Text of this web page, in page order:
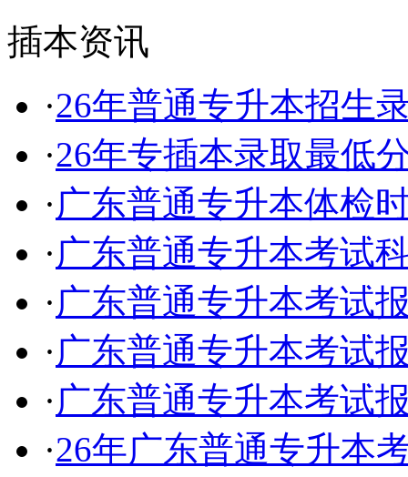
插本资讯
·26年普通专升本招生
·26年专插本录取最低
·广东普通专升本体检
·广东普通专升本考试
·广东普通专升本考试
·广东普通专升本考试
·广东普通专升本考试
·26年广东普通专升本